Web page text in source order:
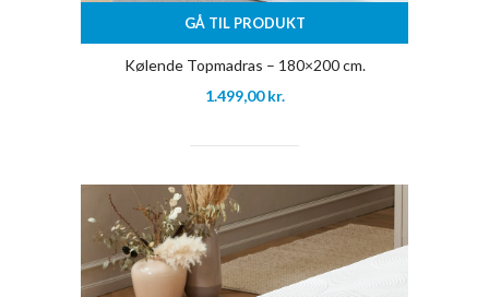
GÅ TIL PRODUKT
Kølende Topmadras – 180×200 cm.
1.499,00kr.